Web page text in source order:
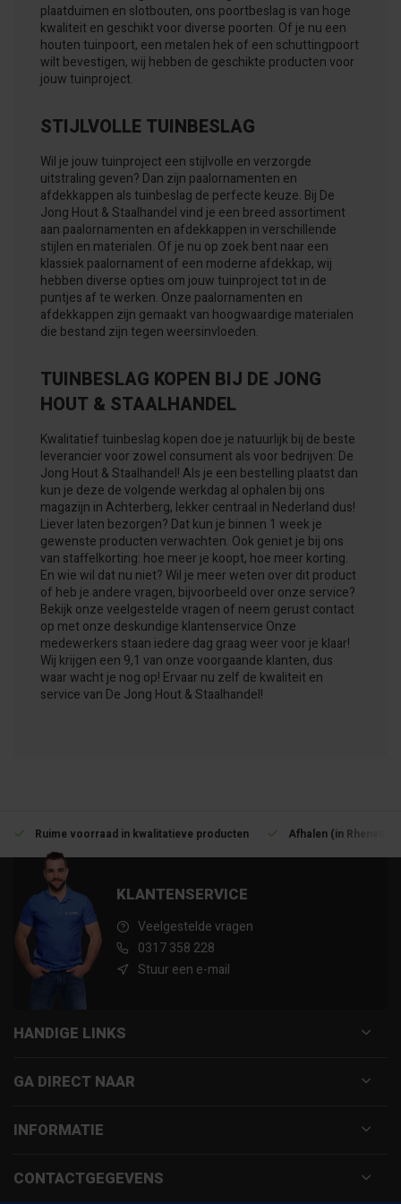
plaatduimen en slotbouten, ons poortbeslag is van hoge
kwaliteit en geschikt voor diverse poorten. Of je nu een
houten tuinpoort, een metalen hek of een schuttingpoort
wilt bevestigen, wij hebben de geschikte producten voor
jouw tuinproject.
STIJLVOLLE TUINBESLAG
Wil je jouw tuinproject een stijlvolle en verzorgde
uitstraling geven? Dan zijn paalornamenten en
afdekkappen als tuinbeslag de perfecte keuze. Bij De
Jong Hout & Staalhandel vind je een breed assortiment
aan paalornamenten en afdekkappen in verschillende
stijlen en materialen. Of je nu op zoek bent naar een
klassiek paalornament of een moderne afdekkap, wij
hebben diverse opties om jouw tuinproject tot in de
puntjes af te werken. Onze paalornamenten en
afdekkappen zijn gemaakt van hoogwaardige materialen
die bestand zijn tegen weersinvloeden.
TUINBESLAG KOPEN BIJ DE JONG
HOUT & STAALHANDEL
Kwalitatief tuinbeslag kopen doe je natuurlijk bij de beste
leverancier voor zowel consument als voor bedrijven: De
Jong Hout & Staalhandel! Als je een bestelling plaatst dan
kun je deze de volgende werkdag al ophalen bij ons
magazijn in Achterberg, lekker centraal in Nederland dus!
Liever laten bezorgen? Dat kun je binnen 1 week je
gewenste producten verwachten. Ook geniet je bij ons
van staffelkorting: hoe meer je koopt, hoe meer korting.
En wie wil dat nu niet? Wil je meer weten over dit product
of heb je andere vragen, bijvoorbeeld over onze service?
Bekijk onze veelgestelde vragen of neem gerust contact
op met onze deskundige klantenservice Onze
medewerkers staan iedere dag graag weer voor je klaar!
Wij krijgen een 9,1 van onze voorgaande klanten, dus
waar wacht je nog op! Ervaar nu zelf de kwaliteit en
service van De Jong Hout & Staalhandel!
Ruime voorraad in kwalitatieve producten Afhalen (in Rhenen)
KLANTENSERVICE
Veelgestelde vragen
0317 358 228
Stuur een e-mail
HANDIGE LINKS
GA DIRECT NAAR
INFORMATIE
CONTACTGEGEVENS